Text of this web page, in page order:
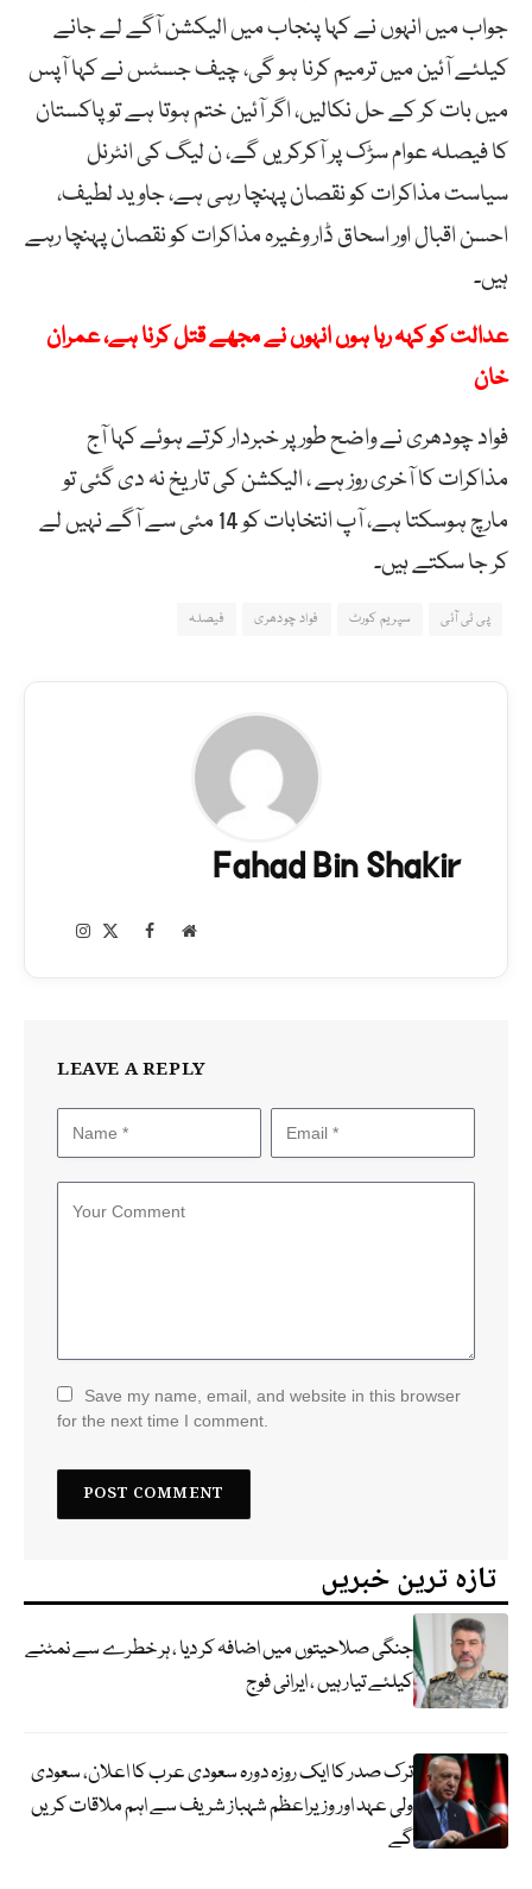
جواب میں انہوں نے کہا پنجاب میں الیکشن آگے لے جانے
کیلئے آئین میں ترمیم کرنا ہو گی، چیف جسٹس نے کہا آپس
میں بات کر کے حل نکالیں، اگر آئین ختم ہوتا ہے تو پاکستان
کا فیصلہ عوام سڑک پر آکرکریں گے، ن لیگ کی انٹرنل
سیاست مذاکرات کو نقصان پہنچا رہی ہے، جاوید لطیف،
احسن اقبال اور اسحاق ڈار وغیرہ مذاکرات کو نقصان پہنچا رہے
ہیں۔
عدالت کو کہہ رہا ہوں انہوں نے مجھے قتل کرنا ہے، عمران
خان
فواد چودھری نے واضح طور پر خبردار کرتے ہوئے کہا آج
مذاکرات کا آخری روز ہے ، الیکشن کی تاریخ نہ دی گئی تو
مارچ ہوسکتا ہے، آپ انتخابات کو 14 مئی سے آگے نہیں لے
کر جا سکتے ہیں۔
پی ٹی آئی سپریم کورٹ فواد چودھری فیصلہ
Fahad Bin Shakir
Website
Facebook
Instagram
LEAVE A REPLY
Save my name, email, and website in this browser
for the next time I comment.
تازہ ترین خبریں
جنگی صلاحیتوں میں اضافہ کر دیا ، ہر خطرے سے نمٹنے
کیلئے تیار ہیں ، ایرانی فوج
ترک صدر کا ایک روزہ دورہ سعودی عرب کا اعلان، سعودی
ولی عہد اور وزیراعظم شہباز شریف سے اہم ملاقات کریں
گے